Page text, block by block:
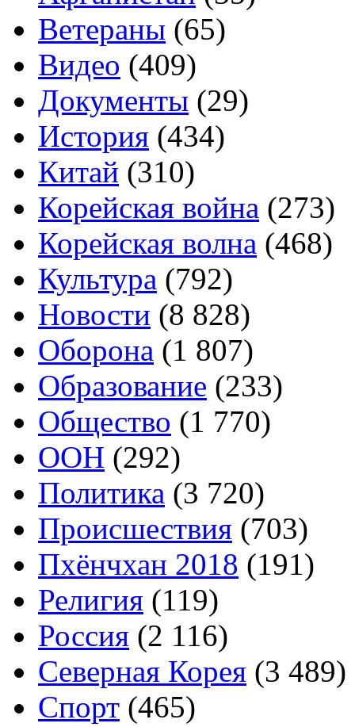
Ветераны (65)
Видео (409)
Документы (29)
История (434)
Китай (310)
Корейская война (273)
Корейская волна (468)
Культура (792)
Новости (8 828)
Оборона (1 807)
Образование (233)
Общество (1 770)
ООН (292)
Политика (3 720)
Происшествия (703)
Пхёнчхан 2018 (191)
Религия (119)
Россия (2 116)
Северная Корея (3 489)
Спорт (465)